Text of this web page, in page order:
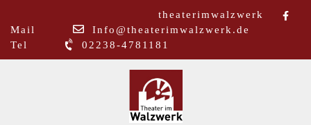
theaterimwalzwerk
Mail
Info@theaterimwalzwerk.de
Tel
02238-4781181